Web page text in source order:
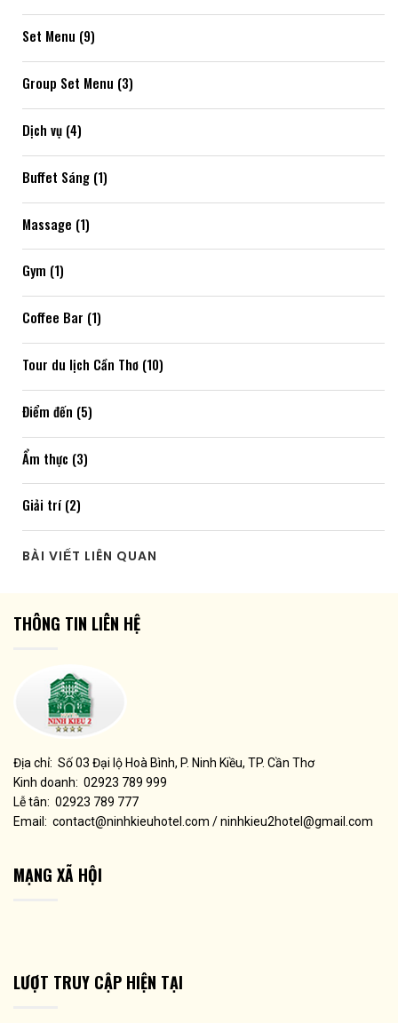
Set Menu (9)
Group Set Menu (3)
Dịch vụ (4)
Buffet Sáng (1)
Massage (1)
Gym (1)
Coffee Bar (1)
Tour du lịch Cần Thơ (10)
Điểm đến (5)
Ẩm thực (3)
Giải trí (2)
BÀI VIẾT LIÊN QUAN
THÔNG TIN LIÊN HỆ
Địa chỉ: Số 03 Đại lộ Hoà Bình, P. Ninh Kiều, TP. Cần Thơ
Kinh doanh: 02923 789 999
Lễ tân: 02923 789 777
Email: contact@ninhkieuhotel.com / ninhkieu2hotel@gmail.com
MẠNG XÃ HỘI
LƯỢT TRUY CẬP HIỆN TẠI